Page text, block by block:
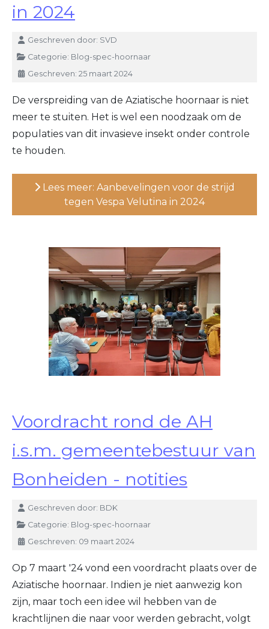
in 2024
DetailsGeschreven door: SVD
Categorie: Blog-spec-hoornaar
Geschreven: 25 maart 2024
De verspreiding van de Aziatische hoornaar is niet
meer te stuiten. Het is wel een noodzaak om de
populaties van dit invasieve insekt onder controle
te houden.
Lees meer: Aanbevelingen voor de strijd
tegen Vespa Velutina in 2024
Voordracht rond de AH
i.s.m. gemeentebestuur van
Bonheiden - notities
DetailsGeschreven door: BDK
Categorie: Blog-spec-hoornaar
Geschreven: 09 maart 2024
Op 7 maart '24 vond een voordracht plaats over de
Aziatische hoornaar. Indien je niet aanwezig kon
zijn, maar toch een idee wil hebben van de
krachtlijnen die naar voor werden gebracht, volgt